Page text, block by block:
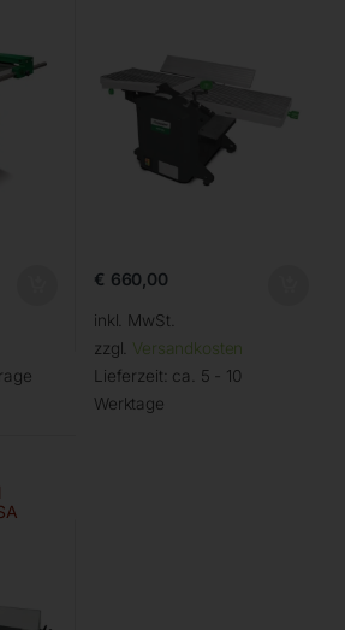
€ 660,00
inkl. MwSt.
zzgl. Versandkosten
Lieferzeit: ca. 5 - 10
Werktage